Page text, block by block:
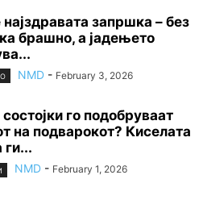
запршка – без
брашно, а јадењето
NMD - February 3, 2026
го подобруваат
на подварокот? Киселата
ги...
NMD - February 1, 2026